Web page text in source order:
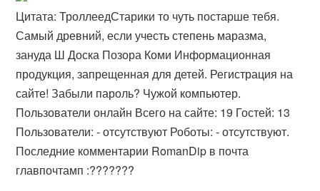
Цитата: ТроллеедСтарики то чуть постарше тебя.
Самый древний, если учесть степень маразма,
зануда Ш Доска Позора Коми Информационная
продукция, запрещенная для детей. Регистрация на
сайте! Забыли пароль? Чужой компьютер.
Пользователи онлайн Всего на сайте: 19 Гостей: 13
Пользователи: - отсутствуют Роботы: - отсутствуют.
Последние комментарии RomanDip в почта
главпочтамп :???????